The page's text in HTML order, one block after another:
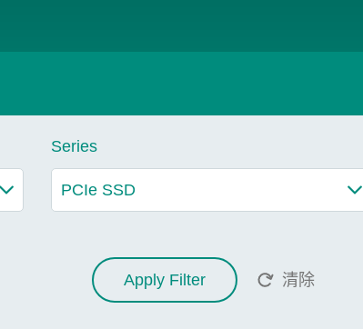
Series
Apply Filter 清除